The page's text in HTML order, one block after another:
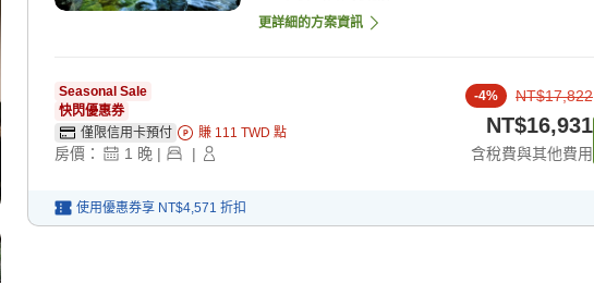
更詳細的方案資訊
Seasonal Sale
快閃優惠券
僅限信用卡預付
賺 111 TWD 點
房價： 1 晚 | |
-4% NT$17,822
NT$16,931
含稅費與其他費用
使用優惠券享 NT$4,571 折扣